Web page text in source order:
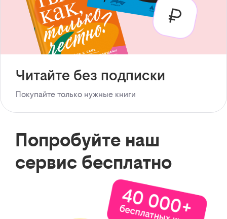
Читайте без подписки
Покупайте только нужные книги
Попробуйте наш
сервис бесплатно